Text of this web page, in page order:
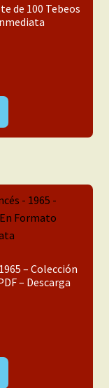
de 100 Tebeos
– Colección
– Descarga